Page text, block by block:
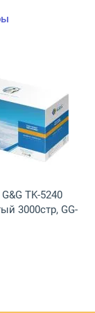
5240 Лазерный
Открыть товар:
TK-5240
3000стр, GG-